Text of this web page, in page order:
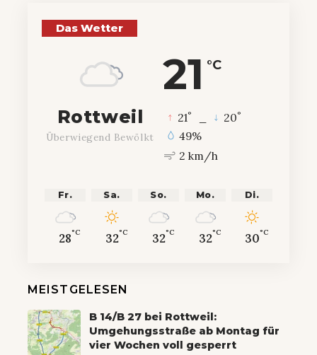
Das Wetter
21 °C
Rottweil
Überwiegend Bewölkt
21° 20°
49%
2 km/h
Fr.
28°C
Sa.
32°C
So.
32°C
Mo.
32°C
Di.
30°C
MEISTGELESEN
B 14/B 27 bei Rottweil:
Umgehungsstraße ab Montag für
vier Wochen voll gesperrt